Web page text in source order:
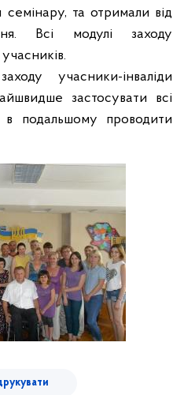
та отримали від
Всі модулі заходу
учасники-інваліди
застосувати всі
в подальшому проводити